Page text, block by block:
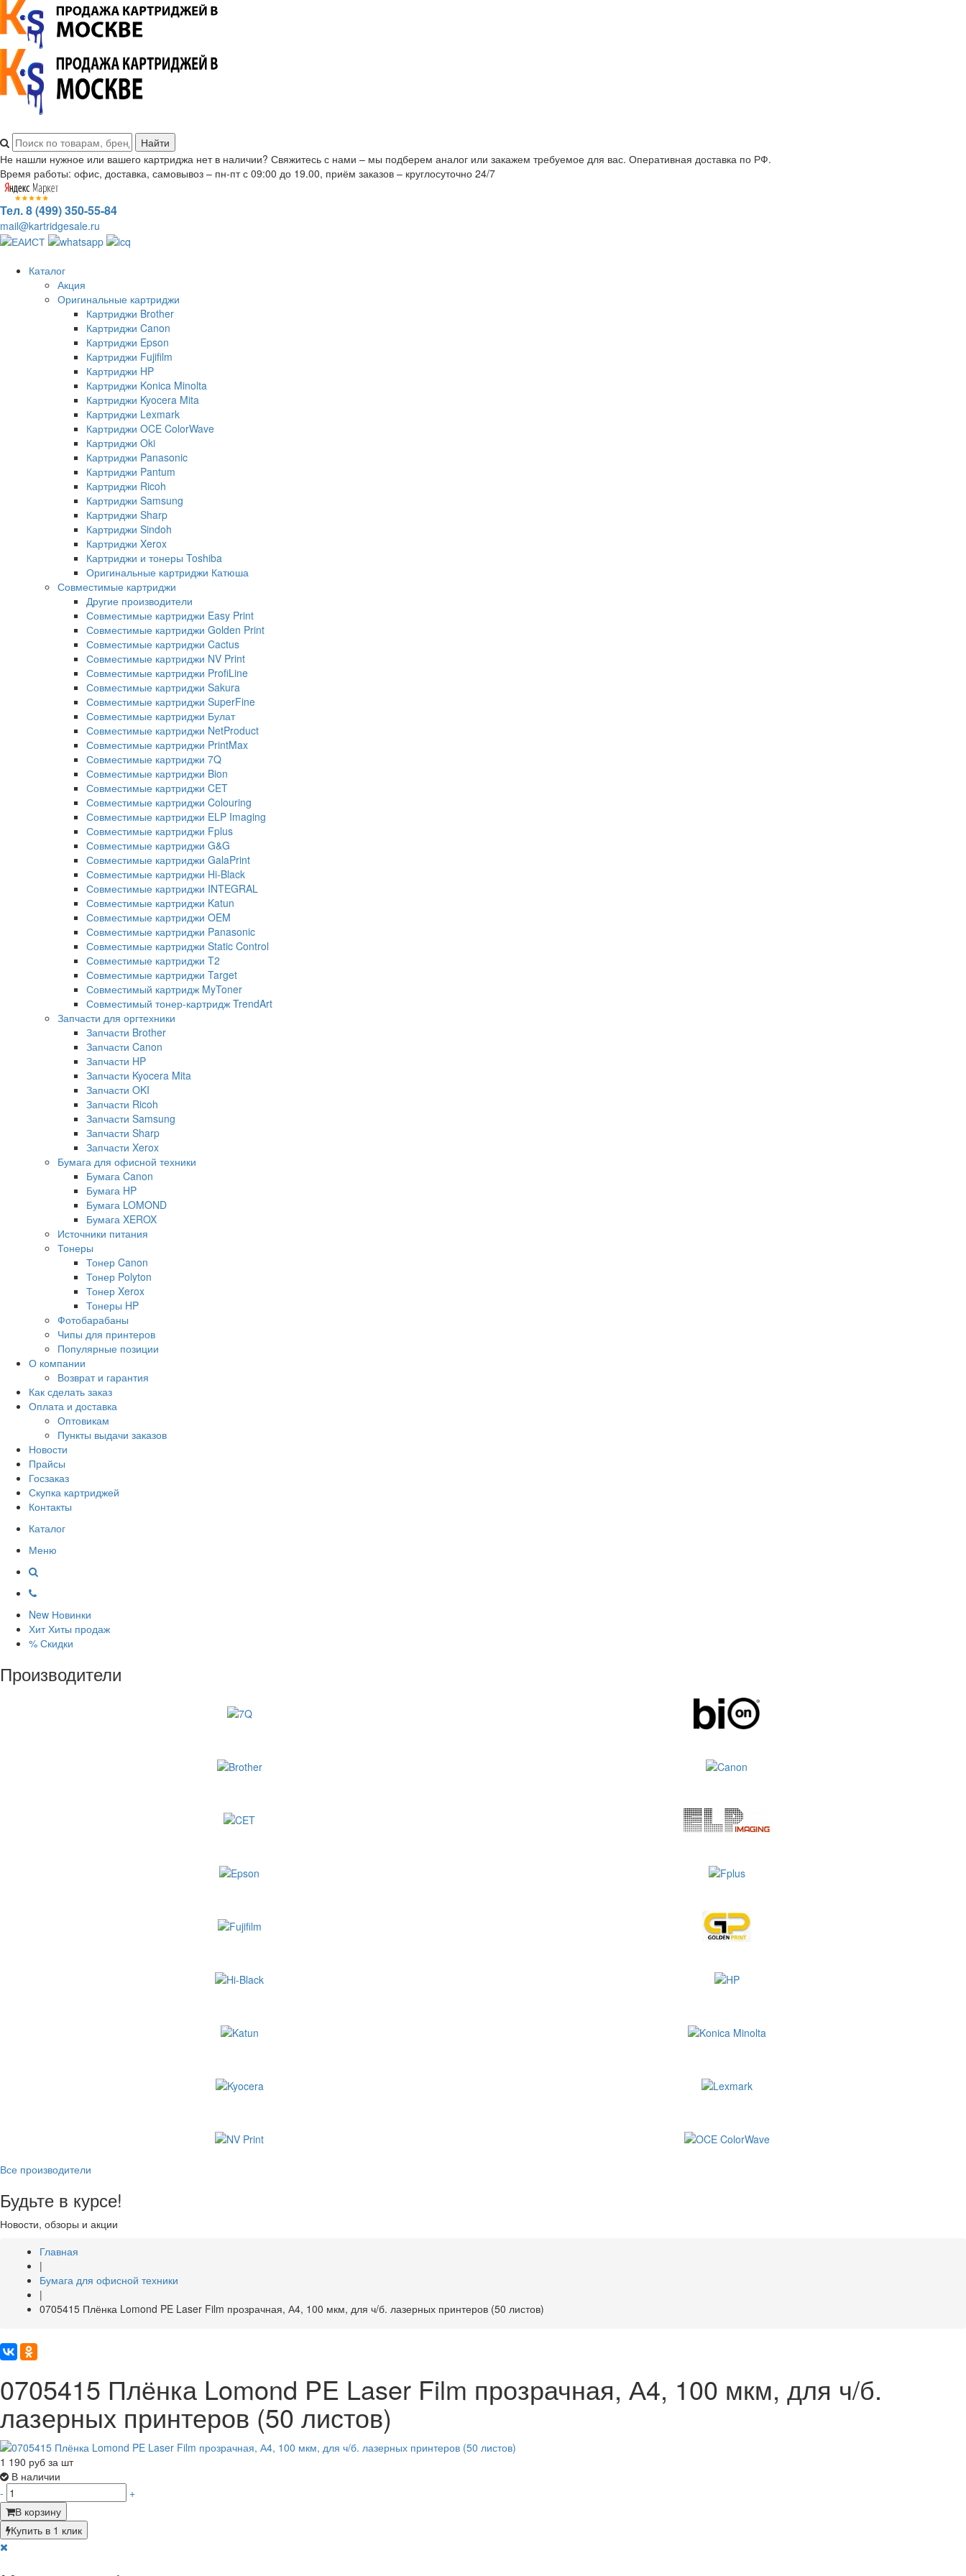
Не нашли нужное или вашего картриджа нет в наличии? Свяжитесь с нами – мы подберем аналог или закажем требуемое для вас. Оперативная доставка по РФ.
Время работы: офис, доставка, самовывоз – пн-пт с 09:00 до 19.00, приём заказов – круглосуточно 24/7
Тел. 8 (499) 350-55-84
mail@kartridgesale.ru
Каталог
Акция
Оригинальные картриджи
Картриджи Brother
Картриджи Canon
Картриджи Epson
Картриджи Fujifilm
Картриджи HP
Картриджи Konica Minolta
Картриджи Kyocera Mita
Картриджи Lexmark
Картриджи OCE ColorWave
Картриджи Oki
Картриджи Panasonic
Картриджи Pantum
Картриджи Ricoh
Картриджи Samsung
Картриджи Sharp
Картриджи Sindoh
Картриджи Xerox
Картриджи и тонеры Toshiba
Оригинальные картриджи Катюша
Совместимые картриджи
Другие производители
Совместимые картриджи Easy Print
Совместимые картриджи Golden Print
Совместимые картриджи Cactus
Совместимые картриджи NV Print
Совместимые картриджи ProfiLine
Совместимые картриджи Sakura
Совместимые картриджи SuperFine
Совместимые картриджи Булат
Совместимые картриджи NetProduct
Совместимые картриджи PrintMax
Совместимые картриджи 7Q
Совместимые картриджи Bion
Совместимые картриджи CET
Совместимые картриджи Colouring
Совместимые картриджи ELP Imaging
Совместимые картриджи Fplus
Совместимые картриджи G&G
Совместимые картриджи GalaPrint
Совместимые картриджи Hi-Black
Совместимые картриджи INTEGRAL
Совместимые картриджи Katun
Совместимые картриджи OEM
Совместимые картриджи Panasonic
Совместимые картриджи Static Control
Совместимые картриджи T2
Совместимые картриджи Target
Совместимый картридж MyToner
Совместимый тонер-картридж TrendArt
Запчасти для оргтехники
Запчасти Brother
Запчасти Canon
Запчасти HP
Запчасти Kyocera Mita
Запчасти OKI
Запчасти Ricoh
Запчасти Samsung
Запчасти Sharp
Запчасти Xerox
Бумага для офисной техники
Бумага Canon
Бумага HP
Бумага LOMOND
Бумага XEROX
Источники питания
Тонеры
Тонер Canon
Тонер Polyton
Тонер Xerox
Тонеры HP
Фотобарабаны
Чипы для принтеров
Популярные позиции
О компании
Возврат и гарантия
Как сделать заказ
Оплата и доставка
Оптовикам
Пункты выдачи заказов
Новости
Прайсы
Госзаказ
Скупка картриджей
Контакты
Каталог
Меню
New Новинки
Хит Хиты продаж
% Скидки
Производители
Все производители
Будьте в курсе!
Новости, обзоры и акции
Главная
|
Бумага для офисной техники
|
0705415 Плёнка Lomond PE Laser Film прозрачная, А4, 100 мкм, для ч/б. лазерных принтеров (50 листов)
0705415 Плёнка Lomond PE Laser Film прозрачная, А4, 100 мкм, для ч/б.
лазерных принтеров (50 листов)
1 190 руб за шт
В наличии
-
+
В корзину
Купить в 1 клик